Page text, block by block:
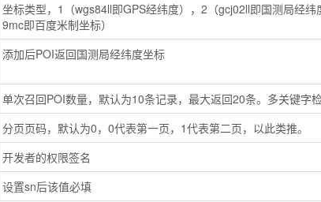
坐标类型，1（wgs84ll即GPS经纬度），2（gcj02ll即国测局经
9mc即百度米制坐标）
添加后POI返回国测局经纬度坐标
单次召回POI数量，默认为10条记录，最大返回20条。多关键字
分页页码，默认为0，0代表第一页，1代表第二页，以此类推。
开发者的权限签名
设置sn后该值必填